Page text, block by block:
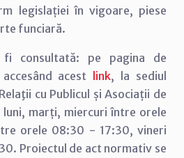
legislației în vigoare, piese
funciară.
fi consultată: pe pagina de
acest link, la sediul
cu Publicul și Asociații de
marți, miercuri între orele
orele 08:30 - 17:30, vineri
Proiectul de act normativ se